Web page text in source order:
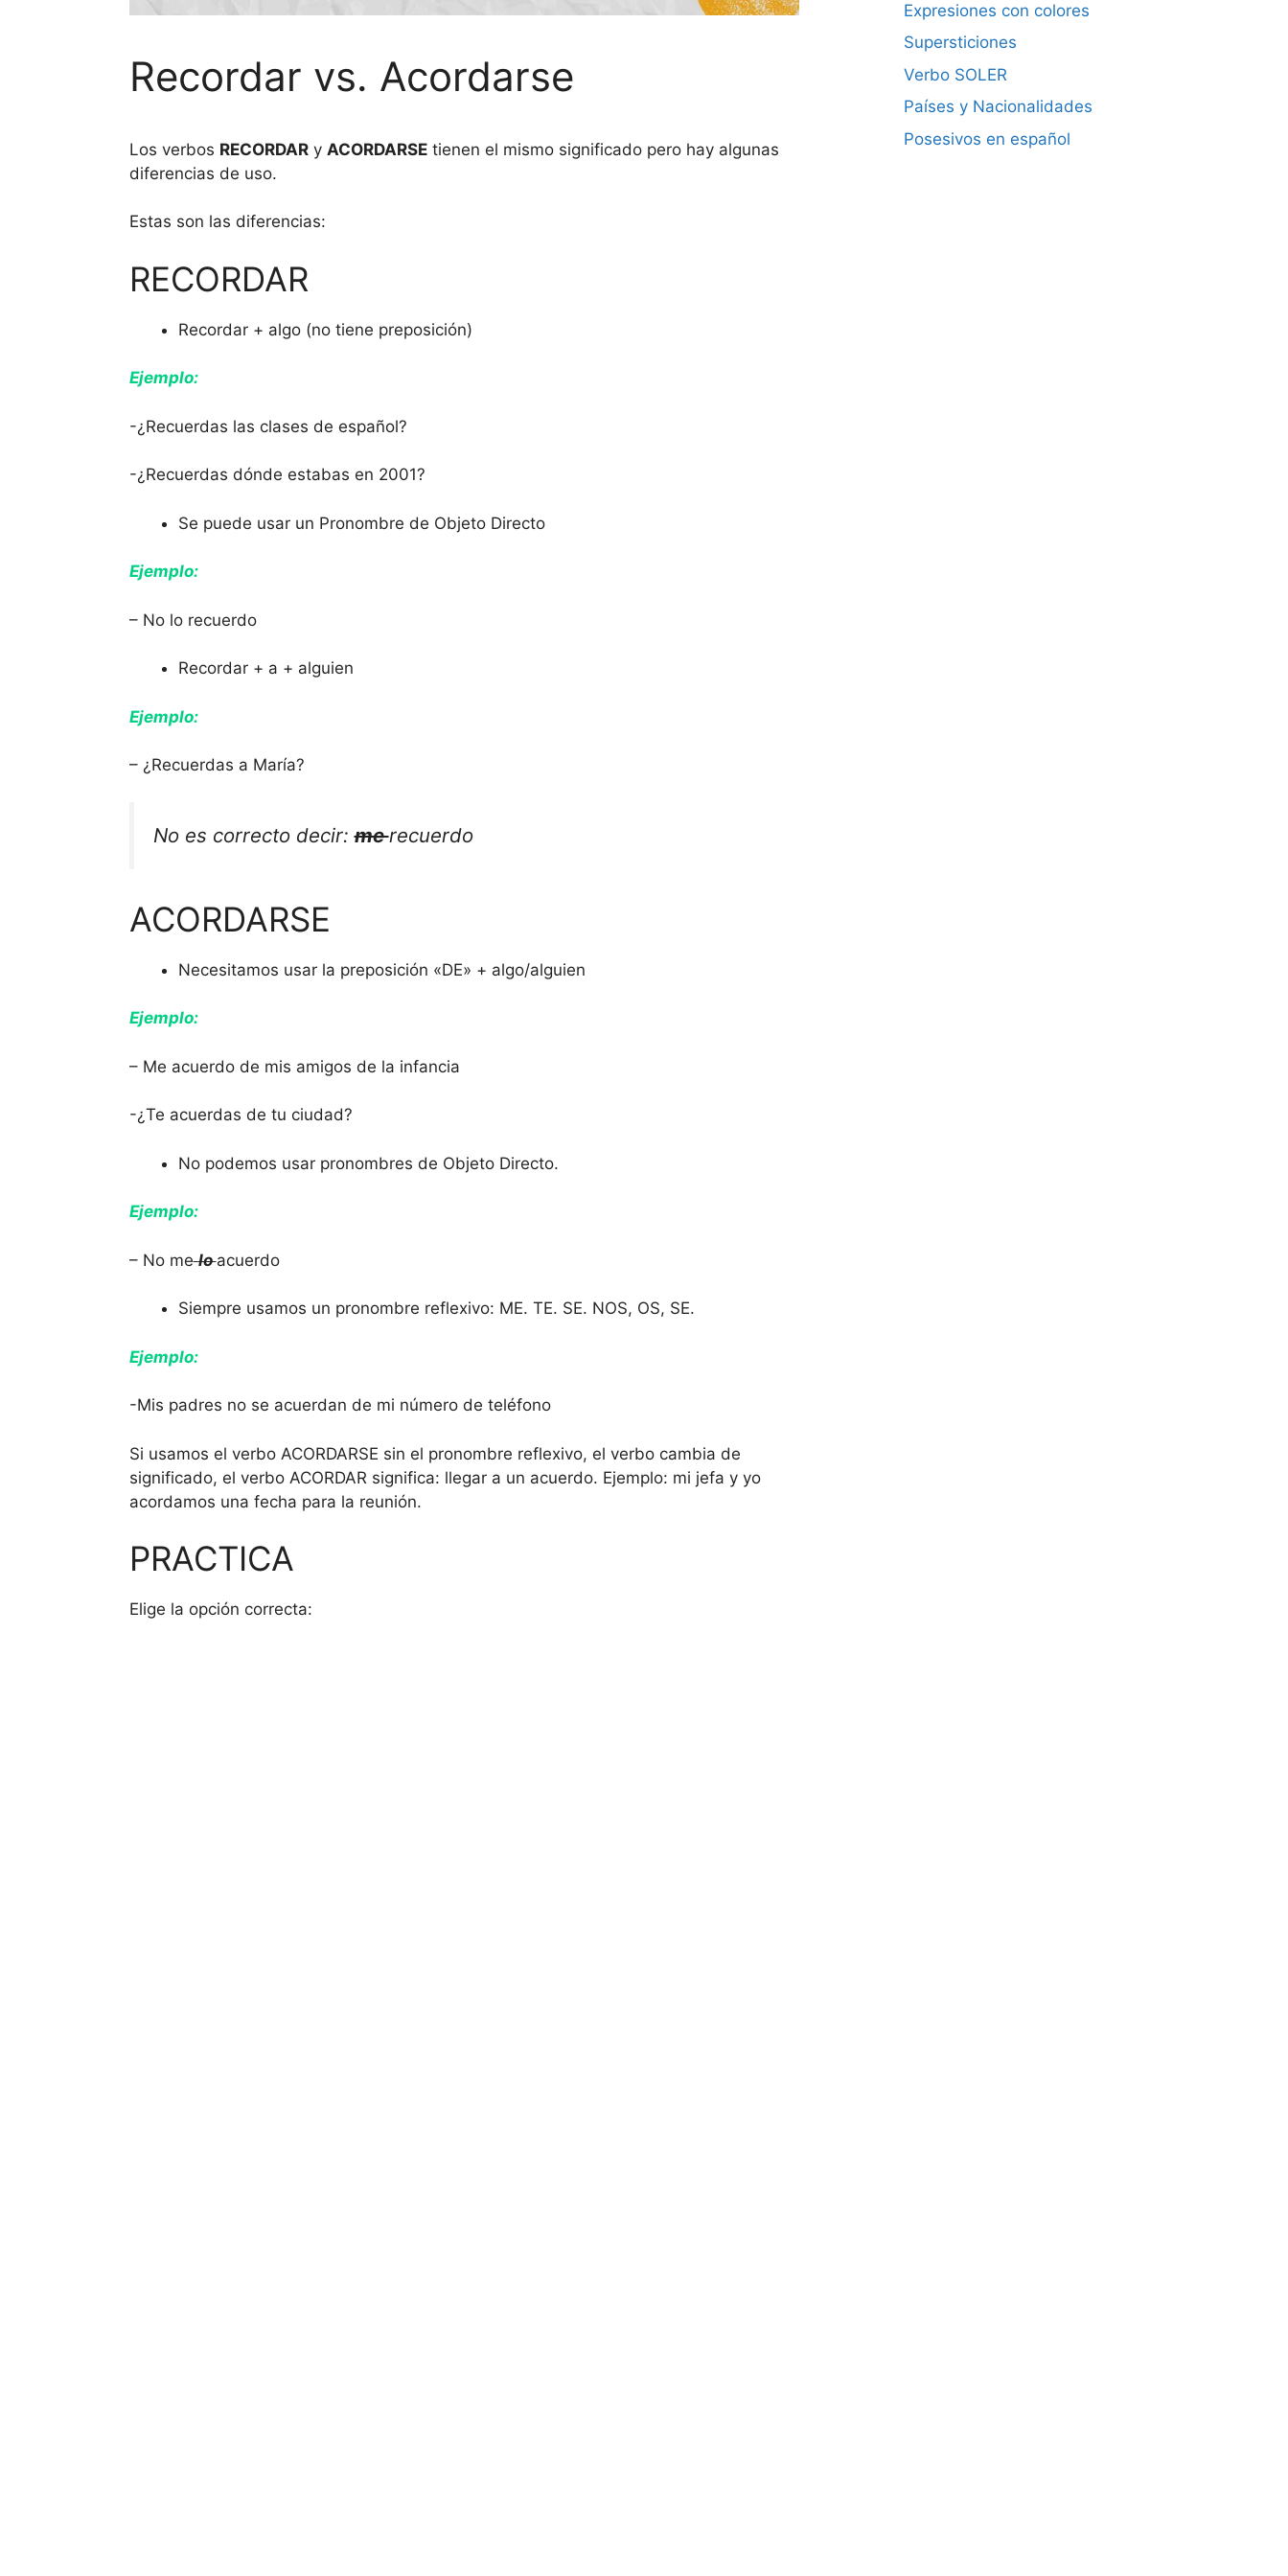
Recordar vs. Acordarse
Los verbos RECORDARy ACORDARSEtienen el mismo significado pero hay algunas
diferencias de uso.
Estas son las diferencias:
RECORDAR
Recordar + algo (no tiene preposición)
Ejemplo:
-¿Recuerdas las clases de español?
-¿Recuerdas dónde estabas en 2001?
Se puede usar un Pronombre de Objeto Directo
Ejemplo:
– No lo recuerdo
Recordar + a + alguien
Ejemplo:
– ¿Recuerdas a María?
No es correcto decir:merecuerdo
ACORDARSE
Necesitamos usar la preposición «DE» + algo/alguien
Ejemplo:
– Me acuerdo de mis amigos de la infancia
-¿Te acuerdas de tu ciudad?
No podemos usar pronombres de Objeto Directo.
Ejemplo:
– No me loacuerdo
Siempre usamos un pronombre reflexivo: ME. TE. SE. NOS, OS, SE.
Ejemplo:
-Mis padres no se acuerdan de mi número de teléfono
Si usamos el verbo ACORDARSE sin el pronombre reflexivo, el verbo cambia de
significado, el verbo ACORDAR significa: llegar a un acuerdo. Ejemplo: mi jefa y yo
acordamos una fecha para la reunión.
PRACTICA
Elige la opción correcta:
Expresiones con colores
Supersticiones
Verbo SOLER
Países y Nacionalidades
Posesivos en español